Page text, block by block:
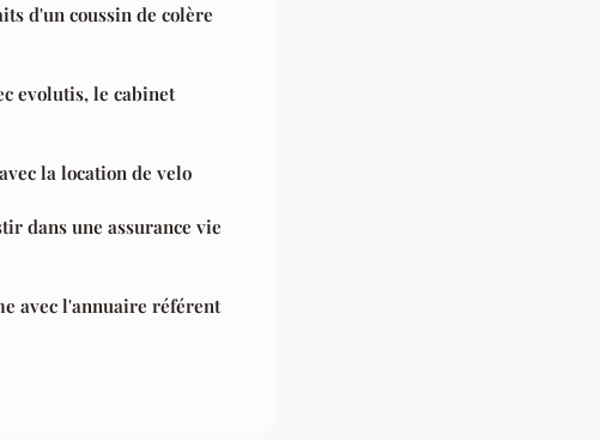
d'un coussin de colère
evolutis, le cabinet
la location de velo
dans une assurance vie
avec l'annuaire référent